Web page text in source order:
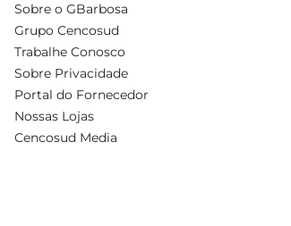
Sobre o GBarbosa
Grupo Cencosud
Trabalhe Conosco
Sobre Privacidade
Portal do Fornecedor
Nossas Lojas
Cencosud Media